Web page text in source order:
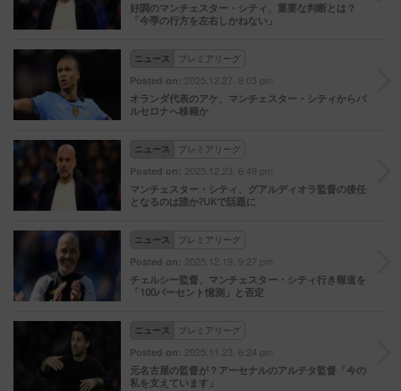
好調のマンチェスター・シティ、重要な判断とは？
「今季の行方を左右しかねない」
ニュース プレミアリーグ
Posted on: 2025.12.27. 8:03 pm
オランダ代表のアケ、マンチェスター・シティからバ
ルセロナへ移籍か
ニュース プレミアリーグ
Posted on: 2025.12.23. 6:49 pm
マンチェスター・シティ、グアルディオラ監督の後任
となるのは誰か?UKで話題に
ニュース プレミアリーグ
Posted on: 2025.12.19. 9:27 pm
チェルシー監督、マンチェスター・シティ行き報道を
「100パーセント憶測」と否定
ニュース プレミアリーグ
Posted on: 2025.11.23. 6:24 pm
元名古屋の監督が？アーセナルのアルテタ監督「今の
私を支えています」